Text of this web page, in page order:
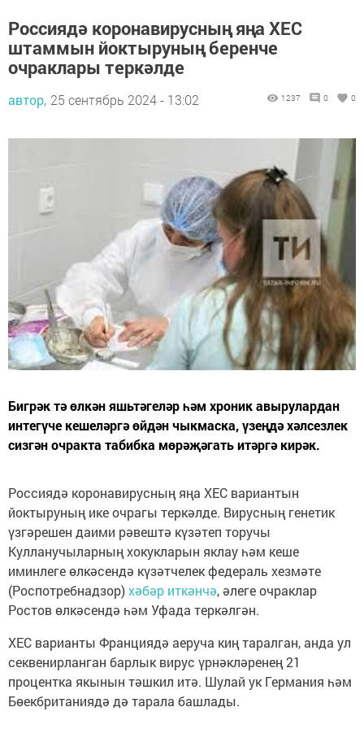
Россиядә коронавирусның яңа XEC
штаммын йоктыруның беренче
очраклары теркәлде
автор, 25 сентябрь 2024 - 13:02 1237 0 0
Бигрәк тә өлкән яшьтәгеләр һәм хроник авырулардан
интегүче кешеләргә өйдән чыкмаска, үзеңдә хәлсезлек
сизгән очракта табибка мөрәҗәгать итәргә кирәк.
Россиядә коронавирусның яңа XEC вариантын
йоктыруның ике очрагы теркәлде. Вирусның генетик
үзгәрешен даими рәвештә күзәтеп торучы
Кулланучыларның хокукларын яклау һәм кеше
иминлеге өлкәсендә күзәтчелек федераль хезмәте
(Роспотребнадзор)хәбәр иткәнчә, әлеге очраклар
Ростов өлкәсендә һәм Уфада теркәлгән.
XEC варианты Франциядә аеруча киң таралган, анда ул
секвенирланган барлык вирус үрнәкләренең 21
процентка якынын тәшкил итә. Шулай ук Германия һәм
Бөекбританиядә дә тарала башлады.